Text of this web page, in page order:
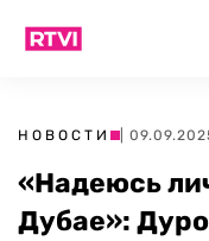
НОВОСТИ |
«Надеюсь
Дубае»: